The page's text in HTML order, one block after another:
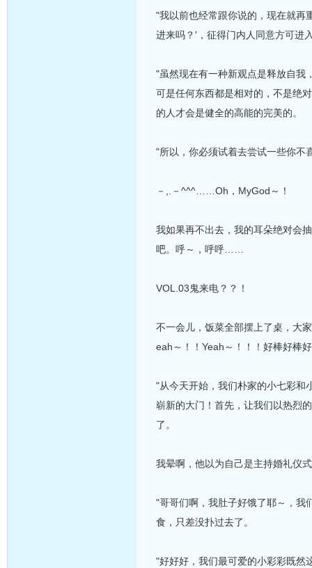
"我以前也经常跟你说的，现在就再
进来吗？'，征得门内人同意方可进
"虽然现在有一种新观点是释放自我
可是任何东西都是相对的，不是绝
的人才会是健全的高能的完美的。
"所以，你必须试着去尝试一些你
－,.－^^^……Oh，MyGod～！
我如果再不出去，我的耳朵绝对会
吧。呼～，呼呼……
VOL.03鬼来电？？！
不一会儿，饭菜全部摆上了桌，大
eah～！！Yeah～！！！好棒好棒
"从今天开始，我们朴家的小七彩和
崭新的大门！首先，让我们以热烈
了。
我晕啊，他以为自己是主持婚礼仪
"哥哥们啊，我肚子好饿了耶～，我
食，只差没扑过去了。
"好好好，我们最可爱的小彩彩既然